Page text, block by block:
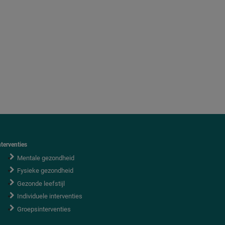
Mentale gezondheid
Fysieke gezondheid
Gezonde leefstijl
Individuele interventies
Groepsinterventies